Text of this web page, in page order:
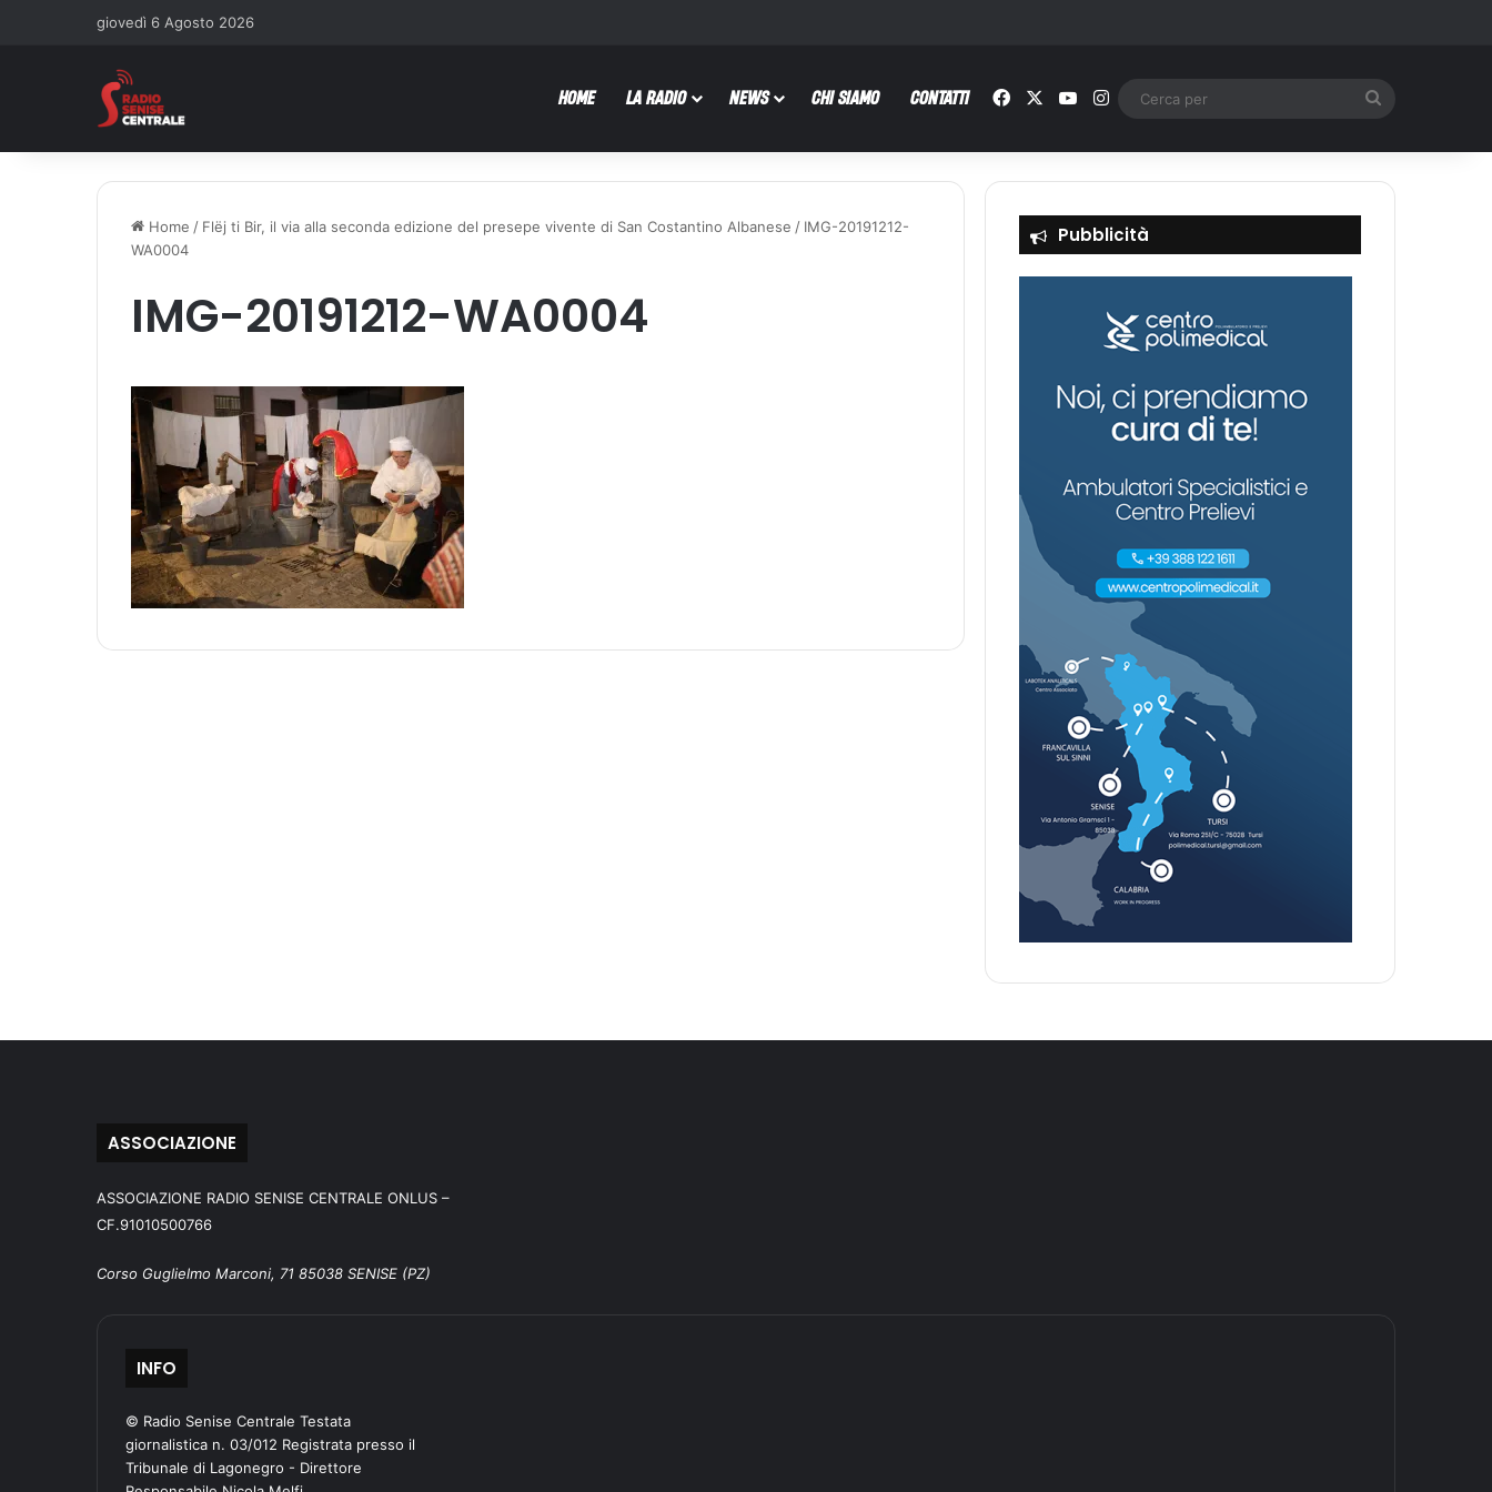
giovedì 6 Agosto 2026
HOME LA RADIO NEWS CHI SIAMO CONTATTI Facebook You TubeInstagram
Home / Flëj ti Bir, il via alla seconda edizione del presepe vivente di San Costantino Albanese / IMG-20191212-
WA0004
IMG-20191212-WA0004
Pubblicità
ASSOCIAZIONE
ASSOCIAZIONE RADIO SENISE CENTRALE ONLUS –
CF.91010500766
Corso Guglielmo Marconi, 71 85038 SENISE (PZ)
INFO
© Radio Senise Centrale Testata
giornalistica n. 03/012 Registrata presso il
Tribunale di Lagonegro - Direttore